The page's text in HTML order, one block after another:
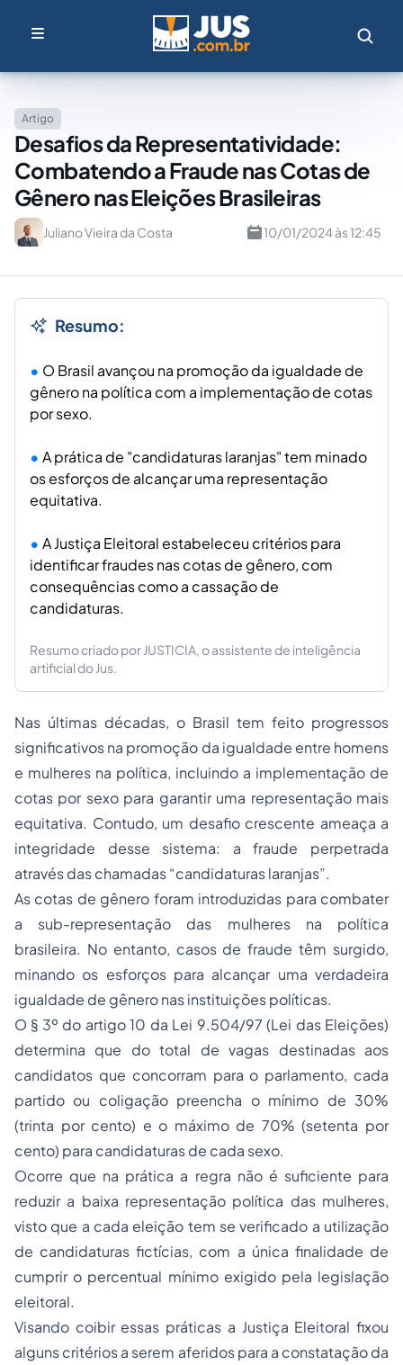
Artigo
Desafios da Representatividade:
Combatendo a Fraude nas Cotas de
Gênero nas Eleições Brasileiras
Juliano Vieira da Costa 10/01/2024 às 12:45
Resumo:
O Brasil avançou na promoção da igualdade de
gênero na política com a implementação de cotas
por sexo.
A prática de "candidaturas laranjas" tem minado
os esforços de alcançar uma representação
equitativa.
A Justiça Eleitoral estabeleceu critérios para
identificar fraudes nas cotas de gênero, com
consequências como a cassação de
candidaturas.
Resumo criado por JUSTICIA, o assistente de inteligência
artificial do Jus.
Nas últimas décadas, o Brasil tem feito progressos
significativos na promoção da igualdade entre homens
e mulheres na política, incluindo a implementação de
cotas por sexo para garantir uma representação mais
equitativa. Contudo, um desafio crescente ameaça a
integridade desse sistema: a fraude perpetrada
através das chamadas “candidaturas laranjas”.
As cotas de gênero foram introduzidas para combater
a sub-representação das mulheres na política
brasileira. No entanto, casos de fraude têm surgido,
minando os esforços para alcançar uma verdadeira
igualdade de gênero nas instituições políticas.
O § 3º do artigo 10 da Lei 9.504/97 (Lei das Eleições)
determina que do total de vagas destinadas aos
candidatos que concorram para o parlamento, cada
partido ou coligação preencha o mínimo de 30%
(trinta por cento) e o máximo de 70% (setenta por
cento) para candidaturas de cada sexo.
Ocorre que na prática a regra não é suficiente para
reduzir a baixa representação política das mulheres,
visto que a cada eleição tem se verificado a utilização
de candidaturas fictícias, com a única finalidade de
cumprir o percentual mínimo exigido pela legislação
eleitoral.
Visando coibir essas práticas a Justiça Eleitoral fixou
alguns critérios a serem aferidos para a constatação da